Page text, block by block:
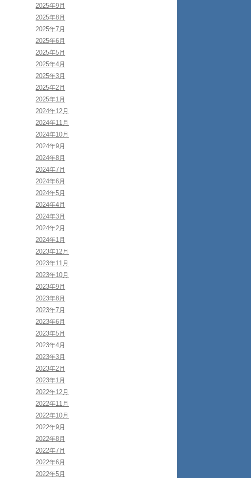
2025年9月
2025年8月
2025年7月
2025年6月
2025年5月
2025年4月
2025年3月
2025年2月
2025年1月
2024年12月
2024年11月
2024年10月
2024年9月
2024年8月
2024年7月
2024年6月
2024年5月
2024年4月
2024年3月
2024年2月
2024年1月
2023年12月
2023年11月
2023年10月
2023年9月
2023年8月
2023年7月
2023年6月
2023年5月
2023年4月
2023年3月
2023年2月
2023年1月
2022年12月
2022年11月
2022年10月
2022年9月
2022年8月
2022年7月
2022年6月
2022年5月